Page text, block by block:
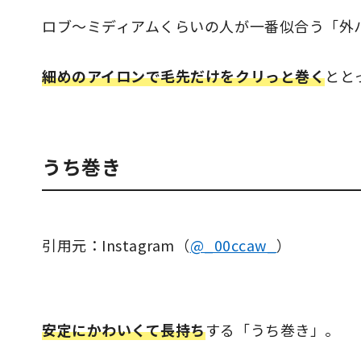
ロブ〜ミディアムくらいの人が一番似合う「外
細めのアイロンで毛先だけをクリっと巻くとと
うち巻き
引用元：Instagram（@_00ccaw_ ）
安定にかわいくて長持ちする「うち巻き」。